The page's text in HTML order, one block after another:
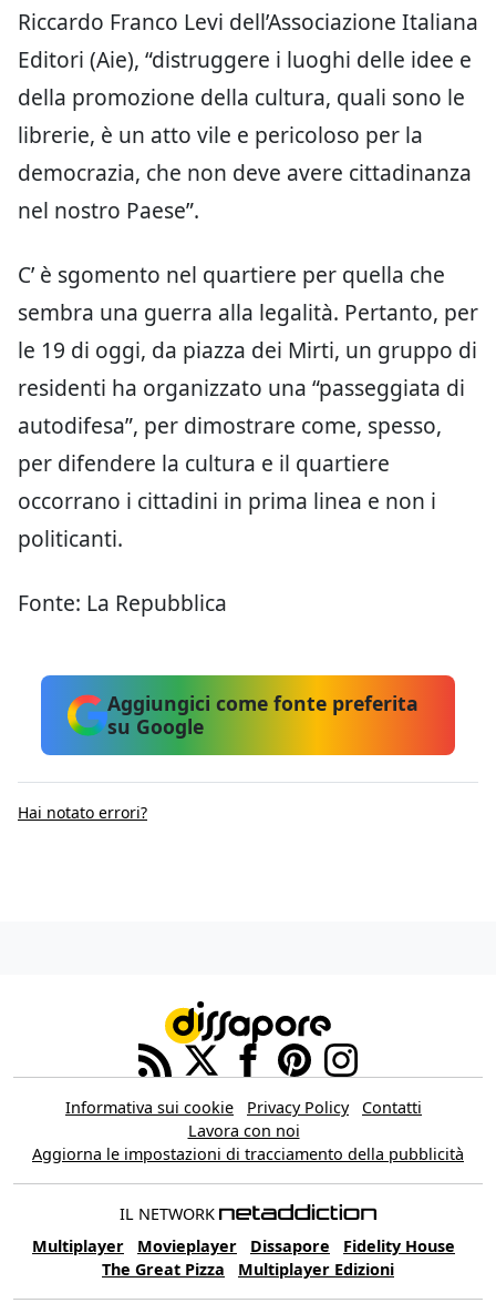
Riccardo Franco Levi dell’Associazione Italiana
Editori (Aie), “distruggere i luoghi delle idee e
della promozione della cultura, quali sono le
librerie, è un atto vile e pericoloso per la
democrazia, che non deve avere cittadinanza
nel nostro Paese”.
C’ è sgomento nel quartiere per quella che
sembra una guerra alla legalità. Pertanto, per
le 19 di oggi, da piazza dei Mirti, un gruppo di
residenti ha organizzato una “passeggiata di
autodifesa”, per dimostrare come, spesso,
per difendere la cultura e il quartiere
occorrano i cittadini in prima linea e non i
politicanti.
Fonte: La Repubblica
Aggiungici come fonte preferita
su Google
Hai notato errori?
Informativa sui cookie Privacy Policy
Contatti
Lavora con noi
Aggiorna le impostazioni di tracciamento della pubblicità
IL NETWORK
Multiplayer
Movieplayer Dissapore
Fidelity House
The Great Pizza
Multiplayer Edizioni